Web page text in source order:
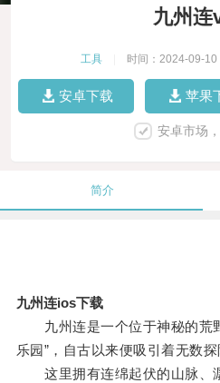
九州连
工具 时间：2024-09-10
安卓下载 苹果
安卓市场
简介
九州连ios下载
九州连是一个位于神秘的荒
乐园”，自古以来便吸引着无数探
这里拥有连绵起伏的山脉、